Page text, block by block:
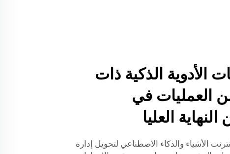
الأدوية الذكية ذات
من العمليات في
العليا
الأشياء والذكاء الاصطناعي لتحويل إدارة